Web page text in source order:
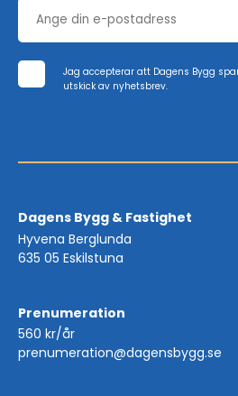
Jag accepterar att Dagens Bygg
utskick av nyhetsbrev.
Dagens Bygg & Fastighet
Hyvena Berglunda
635 05 Eskilstuna
Prenumeration
560 kr/år
prenumeration@dagensbygg.se